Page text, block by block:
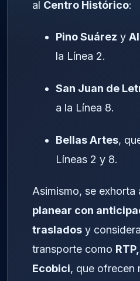
al Centro Histórico:
Pino Suárez y
la Línea 2.
San Juan de
a la Línea 8.
Bellas Artes,
Líneas 2 y 8.
Asimismo, se exhorta
planear con
traslados y
transporte como
Ecobici, que ofrecen